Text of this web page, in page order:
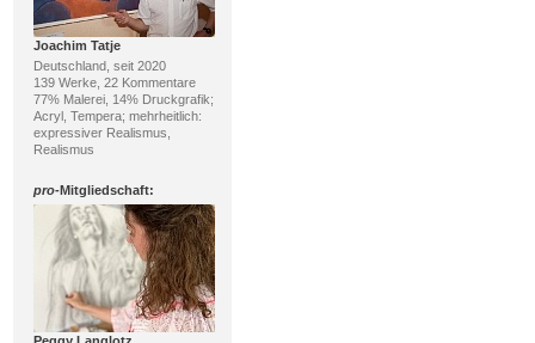
Joachim Tatje
Deutschland, seit 2020
139 Werke, 22 Kommentare
77% Malerei, 14% Druckgrafik;
Acryl, Tempera; mehrheitlich:
expressiver Realismus,
Realismus
pro-Mitgliedschaft: